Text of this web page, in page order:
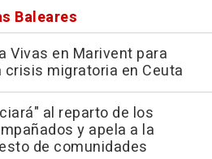
Baleares
Vivas en Marivent para
crisis migratoria en Ceuta
al reparto de los
y apela a la
de comunidades